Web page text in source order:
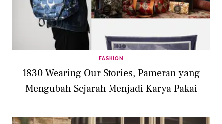
FASHION
1830 Wearing Our Stories, Pameran yang
Mengubah Sejarah Menjadi Karya Pakai